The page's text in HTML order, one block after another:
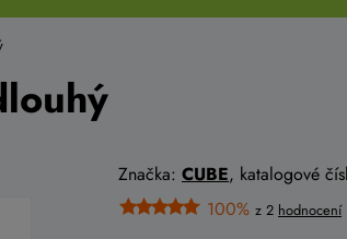
Značka: CUBE, katalogové
100% z 2 hodnocení